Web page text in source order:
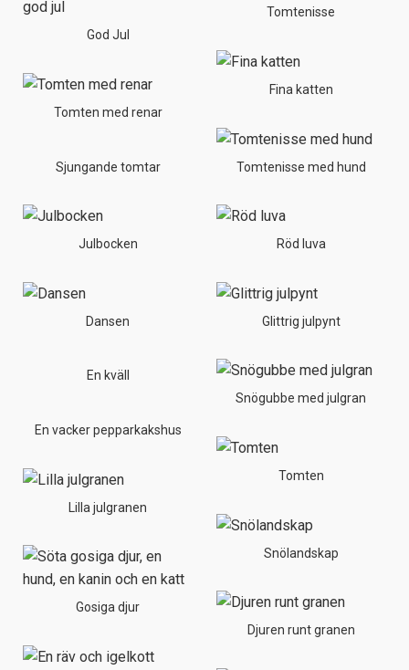
God Jul
Tomten med renar
Sjungande tomtar
Julbocken
Dansen
En kväll
En vacker pepparkakshus
Lilla julgranen
Gosiga djur
Tomtenisse
Fina katten
Tomtenisse med hund
Röd luva
Glittrig julpynt
Snögubbe med julgran
Tomten
Snölandskap
Djuren runt granen